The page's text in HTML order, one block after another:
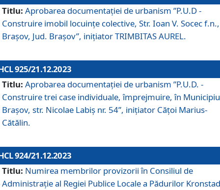
Titlu: Aprobarea documentaţiei de urbanism ”P.U.D -
Construire imobil locuințe colective, Str. Ioan V. Socec f.n.,
Brașov, Jud. Brașov”, inițiator TRIMBITAS AUREL.
925/21.12.2023
Titlu: Aprobarea documentaţiei de urbanism ”P.U.D. -
Construire trei case individuale, împrejmuire, în
Brașov, str. Nicolae Labiș nr. 54”, inițiator Cățoi Marius-
Cătălin.
924/21.12.2023
Titlu: Numirea membrilor provizorii în Consiliul de
Administraţie al Regiei Publice Locale a Pădurilor